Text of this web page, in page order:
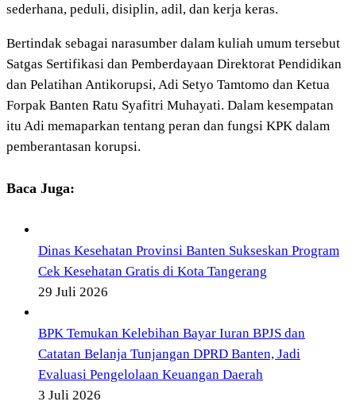
sederhana, peduli, disiplin, adil, dan kerja keras.
Bertindak sebagai narasumber dalam kuliah umum tersebut
Satgas Sertifikasi dan Pemberdayaan Direktorat Pendidikan
dan Pelatihan Antikorupsi, Adi Setyo Tamtomo dan Ketua
Forpak Banten Ratu Syafitri Muhayati. Dalam kesempatan
itu Adi memaparkan tentang peran dan fungsi KPK dalam
pemberantasan korupsi.
Baca Juga:
Dinas Kesehatan Provinsi Banten Sukseskan Program
Cek Kesehatan Gratis di Kota Tangerang
29 Juli 2026
BPK Temukan Kelebihan Bayar Iuran BPJS dan
Catatan Belanja Tunjangan DPRD Banten, Jadi
Evaluasi Pengelolaan Keuangan Daerah
3 Juli 2026